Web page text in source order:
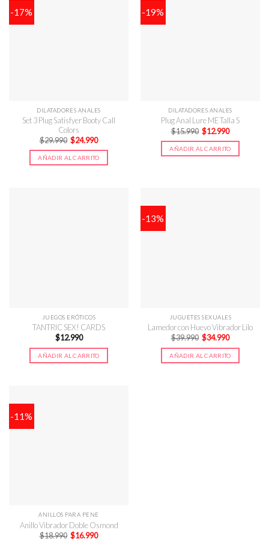
-17%
DILATADORES ANALES
Set 3 Plug Satisfyer Booty Call
Colors
$29.990 El
precio
original
era:
$29.990.
$24.990El
actual
es:
$24.990.
AÑADIR AL CARRITO
-19%
DILATADORES ANALES
Plug Anal Lure ME Talla S
$15.990 El
precio
original
era:
$15.990.
$12.990El
actual
es:
$12.990.
AÑADIR AL CARRITO
JUEGOS ERÓTICOS
TANTRIC SEX! CARDS
$12.990
AÑADIR AL CARRITO
-13%
JUGUETES SEXUALES
Lamedor con Huevo Vibrador Lilo
$39.990 El
precio
original
era:
$39.990.
$34.990El
actual
es:
$34.990.
AÑADIR AL CARRITO
-11%
ANILLOS PARA PENE
Anillo Vibrador Doble Osmond
$18.990 El
$16.990El